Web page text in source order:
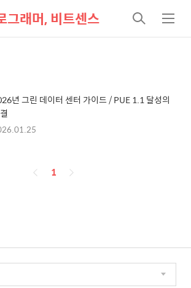
그래머, 비트센스
검
색
메
뉴
년 그린 데이터 센터 가이드 / PUE 1.1 달성의
페
1